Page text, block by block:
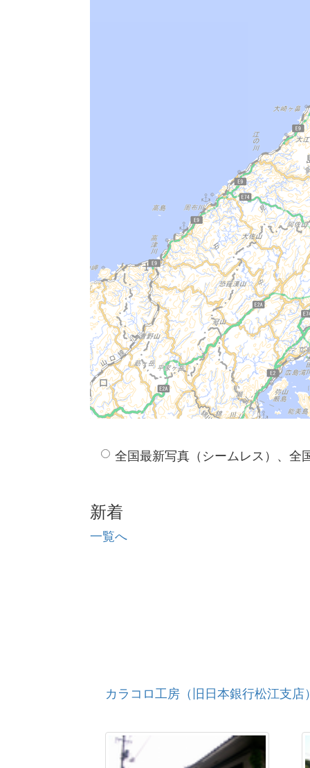
全国最新写真（シームレス）、全
新着
一覧へ
カラコロ工房（旧日本銀行松江支店